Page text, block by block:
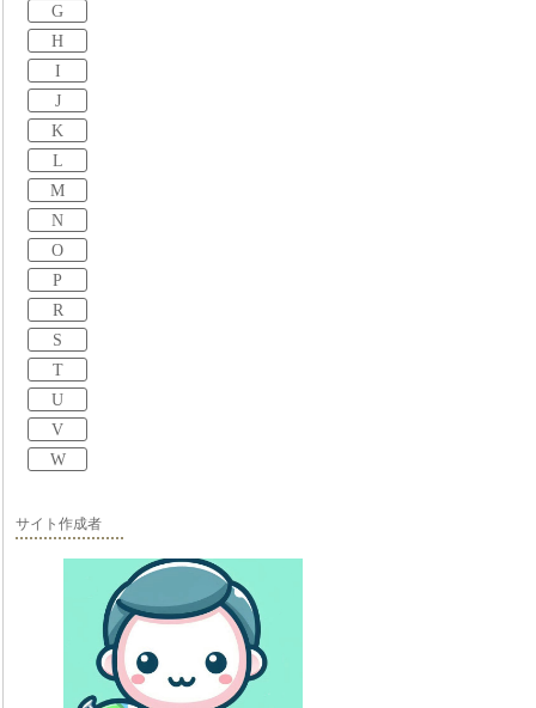
G
H
I
J
K
L
M
N
O
P
R
S
T
U
V
W
サイト作成者